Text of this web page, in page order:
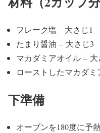
フレーク塩 – 大さじ1
たまり醤油 – 大さじ3
マカダミアオイル – 大
ローストしたマカダ
下準備
オーブンを180度に予